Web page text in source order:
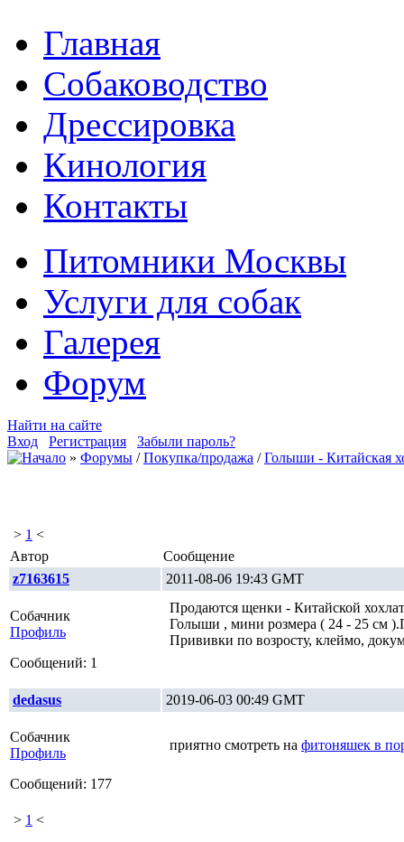
Главная
Собаководство
Дрессировка
Кинология
Контакты
Питомники Москвы
Услуги для собак
Галерея
Форум
Найти на сайте
Вход
Регистрация
Забыли пароль?
» Форумы /Покупка/продажа /Голыши - Китайская
> 1 <
Автор
Сообщение
z7163615
2011-08-06 19:43 GMT
Собачник
Профиль
Сообщений: 1
Продаются щенки - Китайской
Голыши , мини розмера ( 24 - 25 см
Прививки по возросту, клеймо,
dedasus 2019-06-03 00:49 GMT
Собачник
Профиль
Сообщений: 177
приятно смотреть на фитоняшек в
> 1 <